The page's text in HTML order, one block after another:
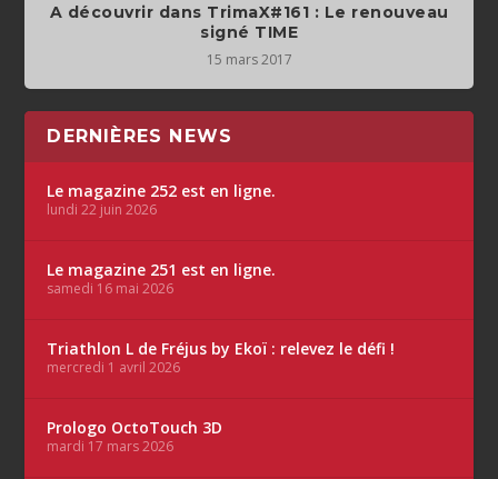
A découvrir dans TrimaX#161 : Le renouveau
signé TIME
15 mars 2017
DERNIÈRES NEWS
Le magazine 252 est en ligne.
lundi 22 juin 2026
Le magazine 251 est en ligne.
samedi 16 mai 2026
Triathlon L de Fréjus by Ekoï : relevez le défi !
mercredi 1 avril 2026
Prologo OctoTouch 3D
mardi 17 mars 2026